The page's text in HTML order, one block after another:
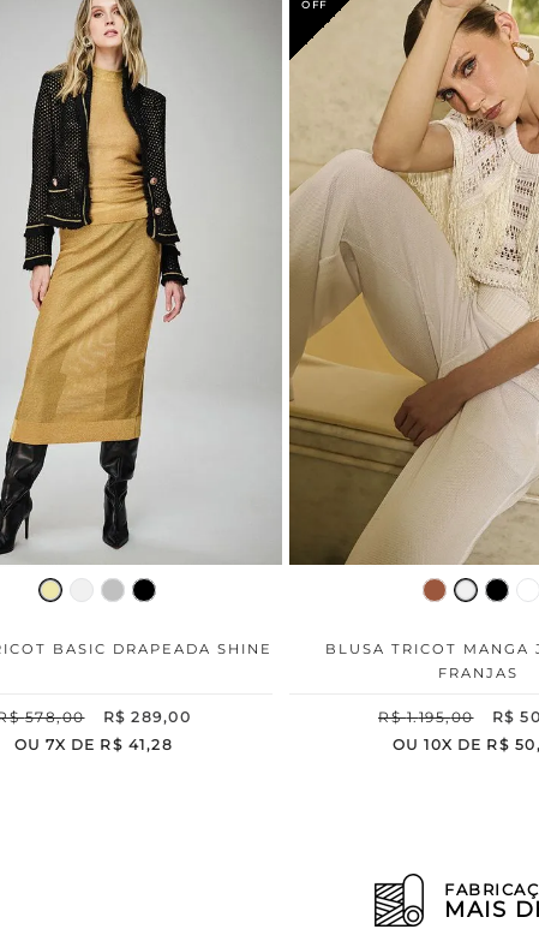
BASIC DRAPEADA SHINE
578,00 R$ 289,00
OU 7X DE R$ 41,28
BLUSA TRICOT MANGA
FRANJAS
R$ 1.195,00 R$
OU 10X DE R$ 50,
MAIS